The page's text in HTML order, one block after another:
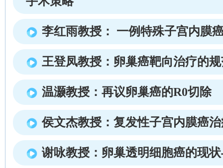
李红雨教授： 一例特殊子宫内膜
王登凤教授：卵巢癌靶向治疗的
温灏教授：再议卵巢癌的R0切除
侯文杰教授：复发性子宫内膜癌
谢咏教授：卵巢透明细胞癌的现